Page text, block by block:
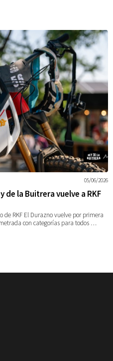
05/06/2026
de la Buitrera vuelve a RKF
de RKF El Durazno vuelve por primera
con categorías para todos …